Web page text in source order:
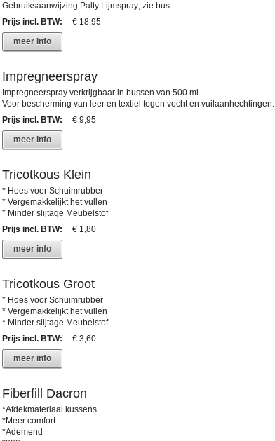
Gebruiksaanwijzing Palty Lijmspray; zie bus.
Prijs incl. BTW:
€ 18,95
meer info
Impregneerspray
Impregneerspray verkrijgbaar in bussen van 500 ml.
Voor bescherming van leer en textiel tegen vocht en vuilaanhechtingen.
Prijs incl. BTW:
€ 9,95
meer info
Tricotkous Klein
* Hoes voor Schuimrubber
* Vergemakkelijkt het vullen
* Minder slijtage Meubelstof
Prijs incl. BTW:
€ 1,80
meer info
Tricotkous Groot
* Hoes voor Schuimrubber
* Vergemakkelijkt het vullen
* Minder slijtage Meubelstof
Prijs incl. BTW:
€ 3,60
meer info
Fiberfill Dacron
*Afdekmateriaal kussens
*Meer comfort
*Ademend